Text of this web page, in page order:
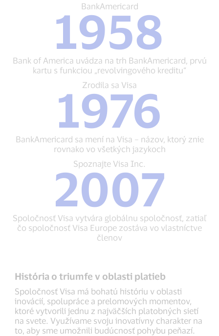
BankAmericard
1958
Bank
of
America
na
trh
BankAmericard,
prvú
kartu
funkciou
kreditu“
BankAmericard
1958
Bank of America uvádza na trh BankAmericard, prvú
kartu s funkciou „revolvingového kreditu“
Zrodila
sa
Visa
1976
BankAmericard
mení
na
Visa
názov,
ktorý
znie
vo
všetkých
jazykoch
Zrodila sa Visa
1976
BankAmericard sa mení na Visa – názov, ktorý znie
rovnako vo všetkých jazykoch
Spoznajte
Visa
Inc.
2007
Spoločnosť
vytvára
globálnu
spoločnosť,
spoločnosť
Visa
Europe
zostáva
vo
vlastníctve
členov
Spoznajte Visa Inc.
2007
Spoločnosť Visa vytvára globálnu spoločnosť, zatiaľ
čo spoločnosť Visa Europe zostáva vo vlastníctve
členov
História o triumfe v oblasti platieb
Spoločnosť Visa má bohatú históriu v oblasti
inovácií, spolupráce a prelomových momentov,
ktoré vytvorili jednu z najväčších platobných sietí
na svete. Využívame svoju inovatívny charakter na
to, aby sme umožnili budúcnosť pohybu peňazí.